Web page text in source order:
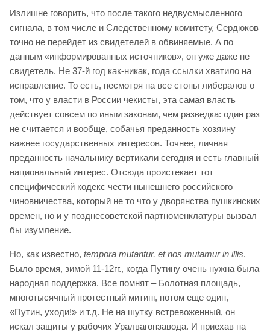
Излишне говорить, что после такого недвусмысленного
сигнала, в том числе и Следственному комитету, Сердюков
точно не перейдет из свидетелей в обвиняемые. А по
данным «информированных источников», он уже даже не
свидетель. Не 37-й год как-никак, года ссылки хватило на
исправление. То есть, несмотря на все стоны либералов о
том, что у власти в России чекисты, эта самая власть
действует совсем по иным законам, чем разведка: один раз
не считается и вообще, собачья преданность хозяину
важнее государственных интересов. Точнее, личная
преданность начальнику вертикали сегодня и есть главный
национальный интерес. Отсюда проистекает тот
специфический кодекс чести нынешнего российского
чиновничества, который не то что у дворянства пушкинских
времен, но и у позднесоветской партноменклатуры вызвал
бы изумление.
Но, как известно, tempora mutantur, et nos mutamur in illis.
Было время, зимой 11-12гг., когда Путину очень нужна была
народная поддержка. Все помнят – Болотная площадь,
многотысячный протестный митинг, потом еще один,
«Путин, уходи!» и т.д. Не на шутку встревоженный, он
искал защиты у рабочих Уралвагонзавода. И приехав на